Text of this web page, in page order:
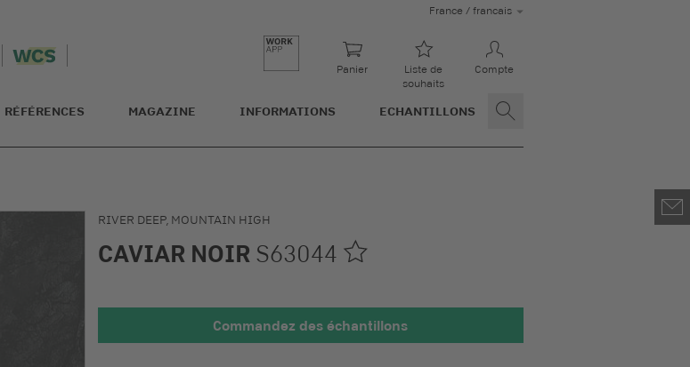
France / francais
Panier
Liste de
souhaits
Compte
RÉFÉRENCES MAGAZINE INFORMATIONS ECHANTILLONS
Détaillée 100 x 100 mm
RIVER DEEP, MOUNTAIN HIGH
CAVIAR NOIR S63044
Commandez des échantillons